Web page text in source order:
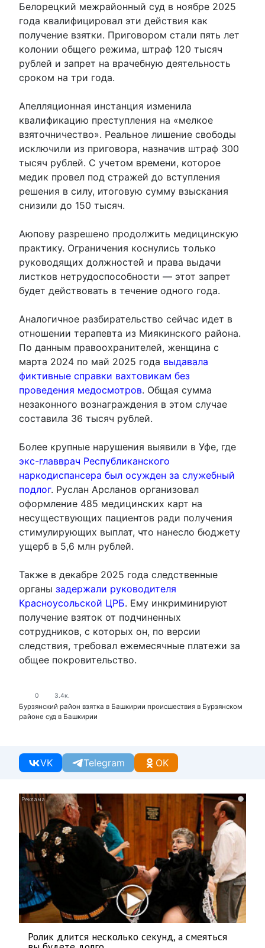
Белорецкий межрайонный суд в ноябре 2025
года квалифицировал эти действия как
получение взятки. Приговором стали пять лет
колонии общего режима, штраф 120 тысяч
рублей и запрет на врачебную деятельность
сроком на три года.
Апелляционная инстанция изменила
квалификацию преступления на «мелкое
взяточничество». Реальное лишение свободы
исключили из приговора, назначив штраф 300
тысяч рублей. С учетом времени, которое
медик провел под стражей до вступления
решения в силу, итоговую сумму взыскания
снизили до 150 тысяч.
Аюпову разрешено продолжить медицинскую
практику. Ограничения коснулись только
руководящих должностей и права выдачи
листков нетрудоспособности — этот запрет
будет действовать в течение одного года.
Аналогичное разбирательство сейчас идет в
отношении терапевта из Миякинского района.
По данным правоохранителей, женщина с
марта 2024 по май 2025 года выдавала
фиктивные справки вахтовикам без
проведения медосмотров. Общая сумма
незаконного вознаграждения в этом случае
составила 36 тысяч рублей.
Более крупные нарушения выявили в Уфе, где
экс-главврач Республиканского
наркодиспансера был осужден за служебный
подлог. Руслан Арсланов организовал
оформление 485 медицинских карт на
несуществующих пациентов ради получения
стимулирующих выплат, что нанесло бюджету
ущерб в 5,6 млн рублей.
Также в декабре 2025 года следственные
органы задержали руководителя
Красноусольской ЦРБ. Ему инкриминируют
получение взяток от подчиненных
сотрудников, с которых он, по версии
следствия, требовал ежемесячные платежи за
общее покровительство.
0 3.4к.
Бурзянский район взятка в Башкирии происшествия в Бурзянском
районе суд в Башкирии
VK Telegram OK
i
Ролик длится несколько секунд, а смеяться